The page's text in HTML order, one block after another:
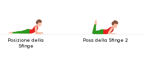
Posizione della
Sfinge
Posa della Sfinge 2